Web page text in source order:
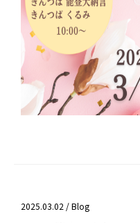
2025.03.02 /Blog